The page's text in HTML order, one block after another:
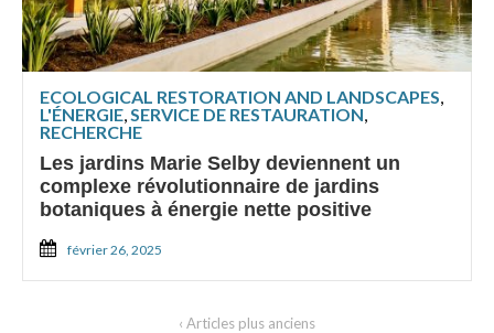
ECOLOGICAL RESTORATION AND LANDSCAPES,
L'ÉNERGIE,SERVICE DE RESTAURATION,
RECHERCHE
Les jardins Marie Selby deviennent un
complexe révolutionnaire de jardins
botaniques à énergie nette positive
février 26, 2025
‹ Articles plus anciens